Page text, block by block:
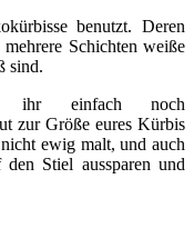
benutzt. Deren
Schichten weiße
sind.
ihr einfach noch
zur Größe eures Kürbis
ewig malt, und auch
Stiel aussparen und